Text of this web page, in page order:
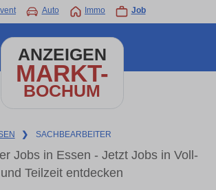
Auto Immo Job
ANZEIGEN
MARKT-
BOCHUM
❯ SACHBEARBEITER
Jobs in Essen - Jetzt Jobs in Voll-
und Teilzeit entdecken